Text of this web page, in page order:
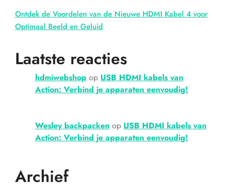
Ontdek de Voordelen van de Nieuwe HDMI Kabel 4 voor
Optimaal Beeld en Geluid
Laatste reacties
hdmiwebshop op USB HDMI kabels van
Action: Verbind je apparaten eenvoudig!
Wesley backpacken op USB HDMI kabels van
Action: Verbind je apparaten eenvoudig!
Archief